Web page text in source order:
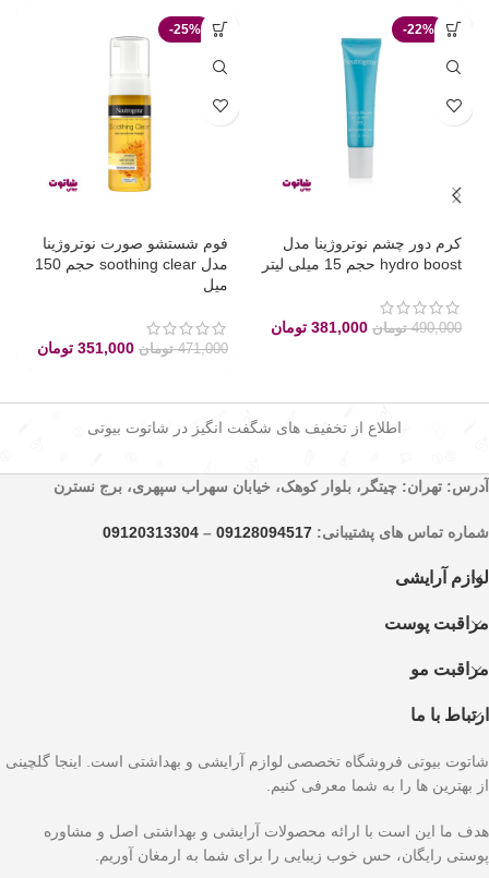
-22%
کرم دور چشم نوتروژینا مدل
hydro boost حجم 15 میلی لیتر
490,000 تومان 381,000 تومان
-25%
فوم شستشو صورت نوتروژینا
مدل soothing clear حجم 150
میل
471,000 تومان 351,000 تومان
اطلاع از تخفیف های شگفت انگیز در شاتوت بیوتی
آدرس: تهران: چیتگر، بلوار کوهک، خیابان سهراب سپهری، برج نسترن
شماره تماس های پشتیبانی: 09128094517
–
09120313304
لوازم آرایشی
مراقبت پوست
مراقبت مو
ارتباط با ما
شاتوت بیوتی فروشگاه تخصصی لوازم آرایشی و بهداشتی است. اینجا گلچینی
از بهترین ها را به شما معرفی کنیم.
هدف ما این است با ارائه محصولات آرایشی و بهداشتی اصل و مشاوره
پوستی رایگان، حس خوب زیبایی را برای شما به ارمغان آوریم.